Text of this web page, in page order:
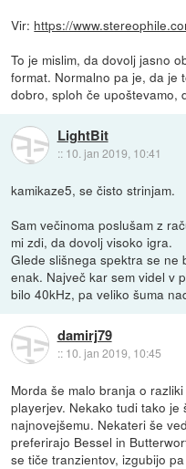
Vir: https://
To je mislim, da dovolj jasno
format. Normalno pa je, da je
dobro, sploh če upoštevamo,
LightBit
:: 10. jan 2019, 10:41
kamikaze5, se čisto strinjam.
Sam večinoma poslušam z
mi zdi, da dovolj visoko igra.
Glede slišnega spektra se ne
enak. Največ kar sem videl v
bilo 40kHz, pa veliko šuma
damirj79
:: 10. jan 2019, 10:45
Morda še malo branja o
playerjev. Nekako tudi tako
najnovejšemu. Nekateri še
preferirajo Bessel in
se tiče tranzientov, izgubijo